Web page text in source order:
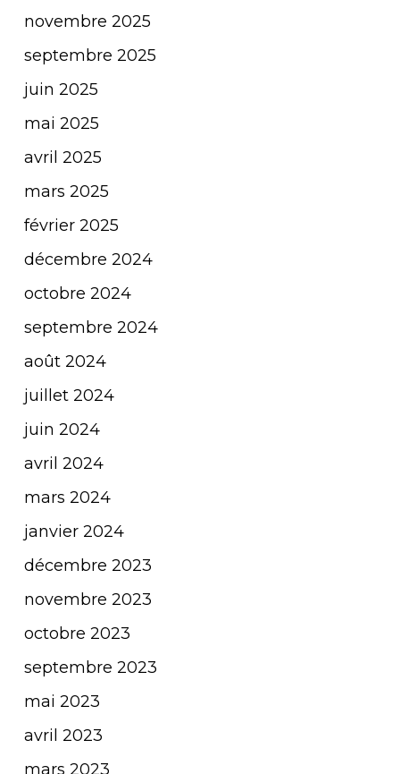
novembre 2025
septembre 2025
juin 2025
mai 2025
avril 2025
mars 2025
février 2025
décembre 2024
octobre 2024
septembre 2024
août 2024
juillet 2024
juin 2024
avril 2024
mars 2024
janvier 2024
décembre 2023
novembre 2023
octobre 2023
septembre 2023
mai 2023
avril 2023
mars 2023